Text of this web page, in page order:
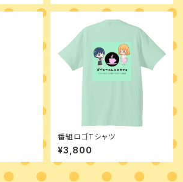
番組ロゴTシャツ
¥3,800